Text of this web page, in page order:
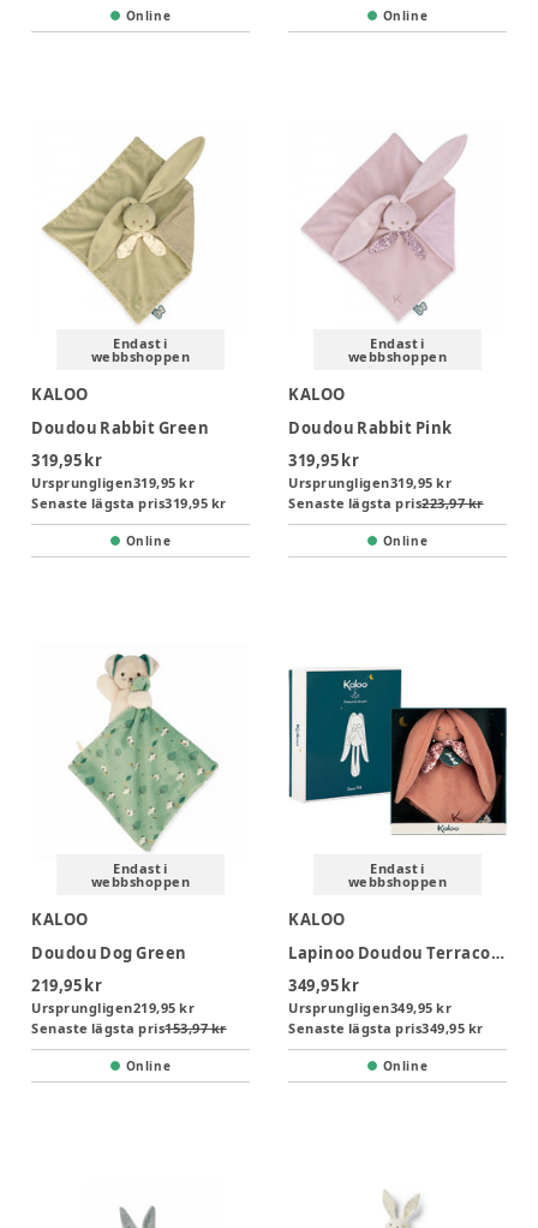
Online Online
Endast i
webbshoppen
KALOO
Doudou Rabbit Green
319,95 kr
Ursprungligen319,95 kr
Senaste lägsta pris319,95 kr
Online
Endast i
webbshoppen
KALOO
Doudou Rabbit Pink
319,95 kr
Ursprungligen319,95 kr
Senaste lägsta pris223,97 kr
Online
Endast i
webbshoppen
KALOO
Doudou Dog Green
219,95 kr
Ursprungligen219,95 kr
Senaste lägsta pris153,97 kr
Online
Endast i
webbshoppen
KALOO
Lapinoo Doudou Terracotta
349,95 kr
Ursprungligen349,95 kr
Senaste lägsta pris349,95 kr
Online